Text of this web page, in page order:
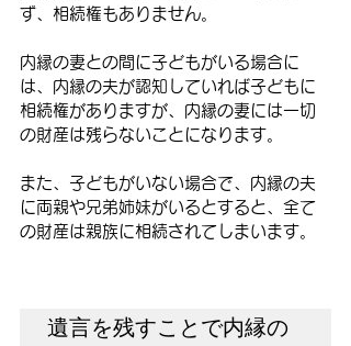
ず、相続権もありません。
内縁の妻との間に子どもがいる場合に
は、内縁の夫が認知していれば子どもに
相続権がありますが、内縁の妻には一切
の財産は残らないことになります。
また、子どもがいない場合で、内縁の夫
に両親や兄弟姉妹がいるとすると、全て
の財産は親族に相続されてしまいます。
遺言を残すことで内縁の